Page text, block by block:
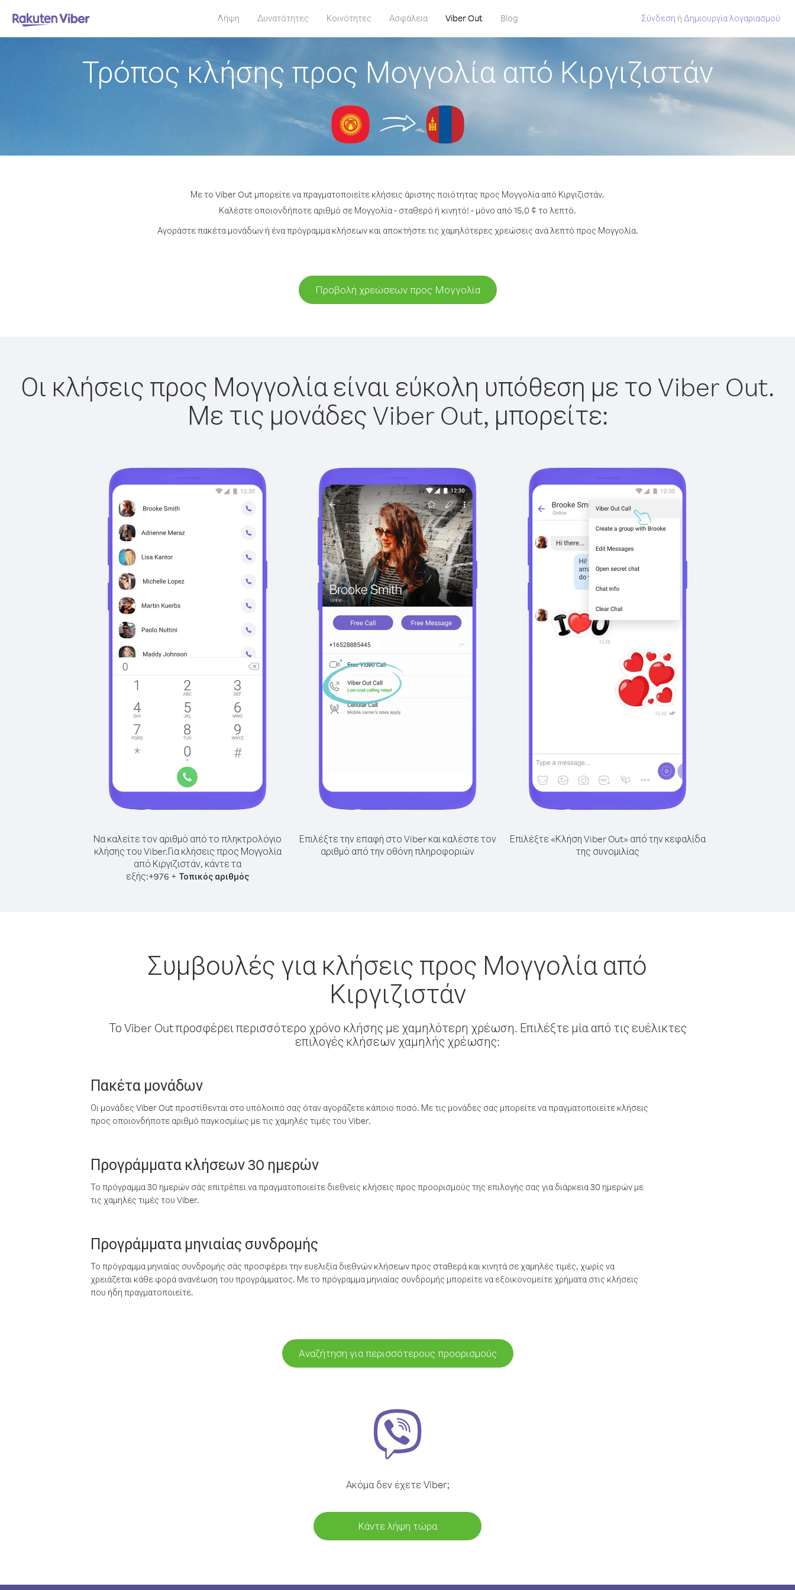
Λήψη Δυνατότητες Κοινότητες Ασφάλεια Viber Out Blog Σύνδεση ή Δημιουργία λογαριασμού
Τρόπος κλήσης προς Μογγολία από Κιργιζιστάν
Με το Viber Out μπορείτε να πραγματοποιείτε κλήσεις άριστης ποιότητας προς Μογγολία από Κιργιζιστάν.
Καλέστε οποιονδήποτε αριθμό σε Μογγολία - σταθερό ή κινητό! - μόνο από 15.0 ¢ το λεπτό.
Αγοράστε πακέτα μονάδων ή ένα πρόγραμμα κλήσεων και αποκτήστε τις χαμηλότερες χρεώσεις ανά λεπτό προς Μογγολία.
Προβολή χρεώσεων προς Μογγολία
Οι κλήσεις προς Μογγολία είναι εύκολη υπόθεση με το Viber Out.
Με τις μονάδες Viber Out, μπορείτε:
Να καλείτε τον αριθμό από το πληκτρολόγιο
κλήσης του Viber.Για κλήσεις προς Μογγολία
από Κιργιζιστάν, κάντε τα
εξής:+976 + Τοπικός αριθμός
Επιλέξτε την επαφή στο Viber και καλέστε τον
αριθμό από την οθόνη πληροφοριών
Επιλέξτε «Κλήση Viber Out» από την κεφαλίδα
της συνομιλίας
Συμβουλές για κλήσεις προς Μογγολία από
Κιργιζιστάν
Το Viber Out προσφέρει περισσότερο χρόνο κλήσης με χαμηλότερη χρέωση. Επιλέξτε μία από τις ευέλικτες
επιλογές κλήσεων χαμηλής χρέωσης:
Πακέτα μονάδων
Οι μονάδες Viber Out προστίθενται στο υπόλοιπό σας όταν αγοράζετε κάποιο ποσό. Με τις μονάδες σας μπορείτε να πραγματοποιείτε κλήσεις
προς οποιονδήποτε αριθμό παγκοσμίως με τις χαμηλές τιμές του Viber.
Προγράμματα κλήσεων 30 ημερών
Το πρόγραμμα 30 ημερών σάς επιτρέπει να πραγματοποιείτε διεθνείς κλήσεις προς προορισμούς της επιλογής σας για διάρκεια 30 ημερών με
τις χαμηλές τιμές του Viber.
Προγράμματα μηνιαίας συνδρομής
Το πρόγραμμα μηνιαίας συνδρομής σάς προσφέρει την ευελιξία διεθνών κλήσεων προς σταθερά και κινητά σε χαμηλές τιμές, χωρίς να
χρειάζεται κάθε φορά ανανέωση του προγράμματος. Με το πρόγραμμα μηνιαίας συνδρομής μπορείτε να εξοικονομείτε χρήματα στις κλήσεις
που ήδη πραγματοποιείτε.
Αναζήτηση για περισσότερους προορισμούς
Ακόμα δεν έχετε Viber;
Κάντε λήψη τώρα